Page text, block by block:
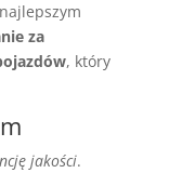
za
, który
jakości.